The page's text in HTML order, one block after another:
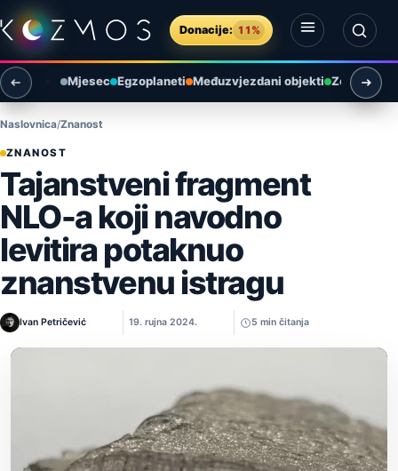
Preskoči na sadržaj
Donacije: 11%
Otvori izbornik
Otvori pretragu
Mjesec Egzoplaneti Međuzvjezdani objekti Zemlja i
Naslovnica Znanost
ZNANOST
Tajanstveni fragment
NLO-a koji navodno
levitira potaknuo
znanstvenu istragu
Ivan Petričević 19. rujna 2024. 5 min čitanja